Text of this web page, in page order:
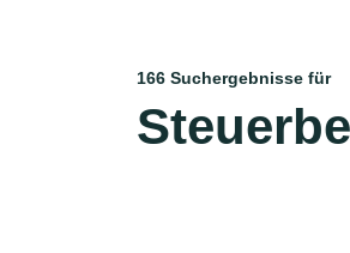
166 Suchergebnisse für